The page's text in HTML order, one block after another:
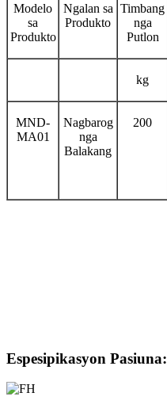
Modelo
sa
Produkto
Ngalan sa
Produkto
Timbang
nga
Putlon
kg
MND-
MA01
Nagbarog
nga
Balakang
200
Espesipikasyon Pasiuna: